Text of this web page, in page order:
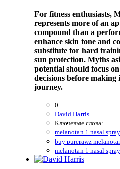
For fitness enthusiasts,
represents more of an
compound than a
enhance skin tone and
substitute for hard
sun protection. Myths
potential should focus
decisions before
journey.
0
David Harris
Ключевые слова:
melanotan 1 nasal spray
buy purerawz
melanotan 1 nasal